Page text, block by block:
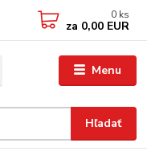
Menu
Hľadať
0 ks
za 0,00 EUR